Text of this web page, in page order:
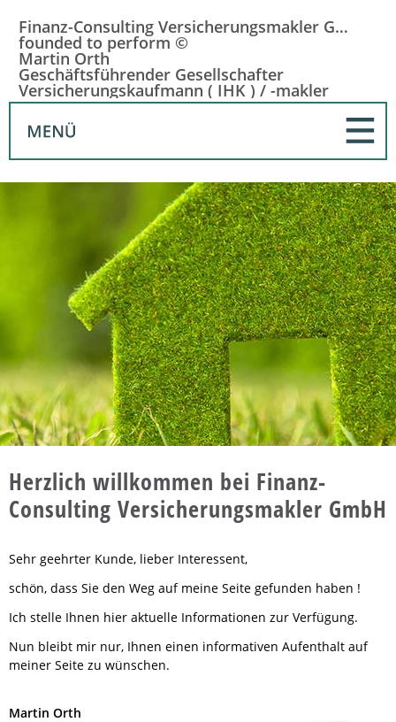
Finanz-Consulting Versicherungsmakler GmbH
founded to perform ©
Martin Orth
Geschäftsführender Gesellschafter
Versicherungskaufmann ( IHK ) / -makler
Herzlich willkommen bei Finanz-
Consulting Versicherungsmakler GmbH
Sehr geehrter Kunde, lieber Interessent,
schön, dass Sie den Weg auf meine Seite gefunden haben !
Ich stelle Ihnen hier aktuelle Informationen zur Verfügung.
Nun bleibt mir nur, Ihnen einen informativen Aufenthalt auf
meiner Seite zu wünschen.
Martin Orth